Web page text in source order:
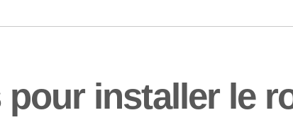
installer le